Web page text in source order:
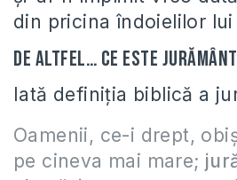
din pricina îndoielilor lui
De altfel… Ce este
Iată definiţia biblică a
Oamenii, ce-i drept,
pe cineva mai mare;